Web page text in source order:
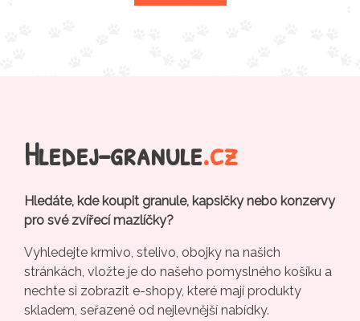
Hledej-granule.cz
Hledáte, kde koupit granule, kapsičky nebo konzervy
pro své zvířecí mazlíčky?
Vyhledejte krmivo, stelivo, obojky na našich
stránkách, vložte je do našeho pomyslného košíku a
nechte si zobrazit e-shopy, které mají produkty
skladem, seřazené od nejlevnější nabídky.